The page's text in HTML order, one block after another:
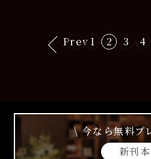
Prev1 2 3 4
\ 今なら無料プ
新刊本